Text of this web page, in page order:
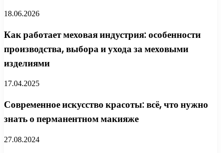
18.06.2026
Как работает меховая индустрия: особенности
производства, выбора и ухода за меховыми
изделиями
17.04.2025
Современное искусство красоты: всё, что нужно
знать о перманентном макияже
27.08.2024